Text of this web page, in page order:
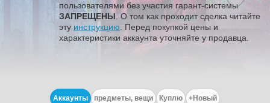
пользователями без участия гарант-системы
ЗАПРЕЩЕНЫ. О том как проходит сделка читайте
эту инструкцию . Перед покупкой цены и
характеристики аккаунта уточняйте у продавца.
Аккаунты предметы, вещи Куплю +Новый